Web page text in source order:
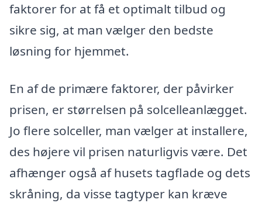
faktorer for at få et optimalt tilbud og
sikre sig, at man vælger den bedste
løsning for hjemmet.
En af de primære faktorer, der påvirker
prisen, er størrelsen på solcelleanlægget.
Jo flere solceller, man vælger at installere,
des højere vil prisen naturligvis være. Det
afhænger også af husets tagflade og dets
skråning, da visse tagtyper kan kræve